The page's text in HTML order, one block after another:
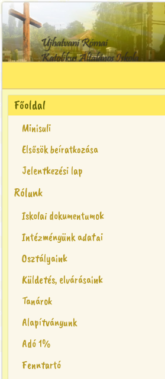
Főoldal
Minisuli
Elsősök beíratkozása
Jelentkezési lap
Rólunk
Iskolai dokumentumok
Intézményünk adatai
Osztályaink
Küldetés, elvárásaink
Tanárok
Alapítványunk
Adó 1%
Fenntartó